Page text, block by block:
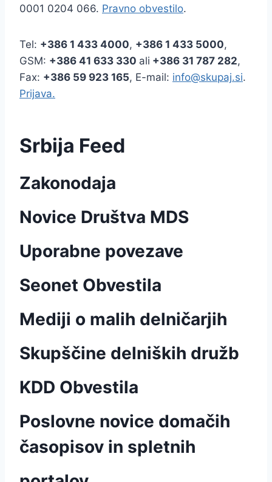
0001 0204 066. Pravno obvestilo.
Tel: +386 1 433 4000, +386 1 433 5000,
GSM: +386 41 633 330 ali +386 31 787 282,
Fax: +386 59 923 165, E-mail: info@skupaj.si.
Prijava.
Srbija Feed
Zakonodaja
Novice Društva MDS
Uporabne povezave
Seonet Obvestila
Mediji o malih delničarjih
Skupščine delniških družb
KDD Obvestila
Poslovne novice domačih
časopisov in spletnih